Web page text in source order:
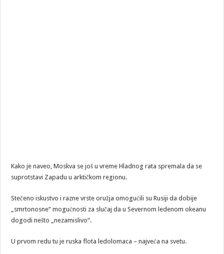
Kako je naveo, Moskva se još u vreme Hladnog rata spremala da se
suprotstavi Zapadu u arktičkom regionu.
Stečeno iskustvo i razne vrste oružja omogućili su Rusiji da dobije
„smrtonosne“ mogućnosti za slučaj da u Severnom ledenom okeanu
dogodi nešto „nezamislivo“.
U prvom redu tu je ruska flota ledolomaca – najveća na svetu.